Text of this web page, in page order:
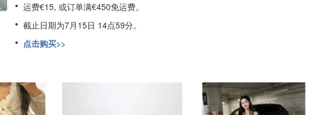
运费€15, 或订单满€450免运费。
截止日期为7月15日 14点59分。
点击购买>>
8折区